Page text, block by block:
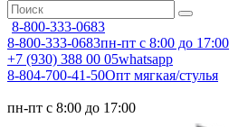
8-800-333-0683
8-800-333-0683пн-пт с 8:00 до 17:00
+7 (930) 388 00 05whatsapp
8-804-700-41-50Опт мягкая/стулья
пн-пт с 8:00 до 17:00